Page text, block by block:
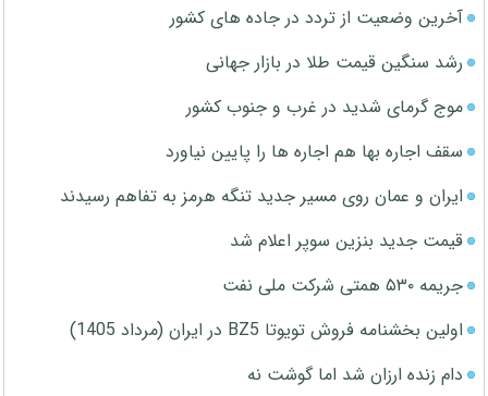
آخرین وضعیت از تردد در جاده های کشور
رشد سنگین قیمت طلا در بازار جهانی
موج گرمای شدید در غرب و جنوب کشور
سقف اجاره بها هم اجاره ها را پایین نیاورد
ایران و عمان روی مسیر جدید تنگه هرمز به تفاهم رسیدند
قیمت جدید بنزین سوپر اعلام شد
جریمه ۵۳۰ همتی شرکت ملی نفت
اولین بخشنامه فروش تویوتا BZ5 در ایران (مرداد 1405)
دام زنده ارزان شد اما گوشت نه